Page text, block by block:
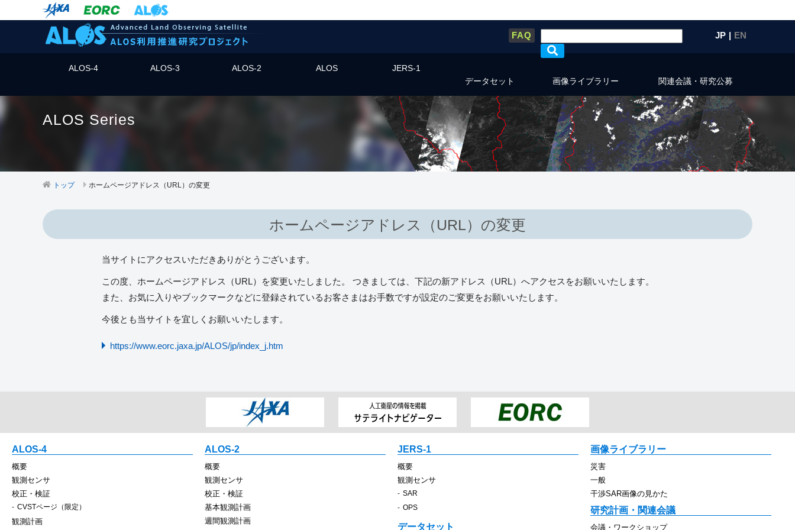
JP | EN
FAQ
ALOS-4 ALOS-3 ALOS-2 ALOS
JERS-1
データセット
画像ライブラリー 関連会議・研究公募
ALOS Series
トップ ホームページアドレス（URL）の変更
ホームページアドレス（URL）の変更
当サイトにアクセスいただきありがとうございます。
この度、ホームページアドレス（URL）を変更いたしました。 つきましては、下記の新アドレス（URL）へアクセスをお願いいたします。
また、お気に入りやブックマークなどに登録されているお客さまはお手数ですが設定のご変更をお願いいたします。
今後とも当サイトを宜しくお願いいたします。
https://www.eorc.jaxa.jp/ALOS/jp/index_j.htm
ALOS-4
概要
観測センサ
校正・検証
CVSTページ（限定）
観測計画
ALOS-2
概要
観測センサ
校正・検証
基本観測計画
週間観測計画
JERS-1
概要
観測センサ
SAR
OPS
データセット
画像ライブラリー
災害
一般
干渉SAR画像の見かた
研究計画・関連会議
会議・ワークショップ